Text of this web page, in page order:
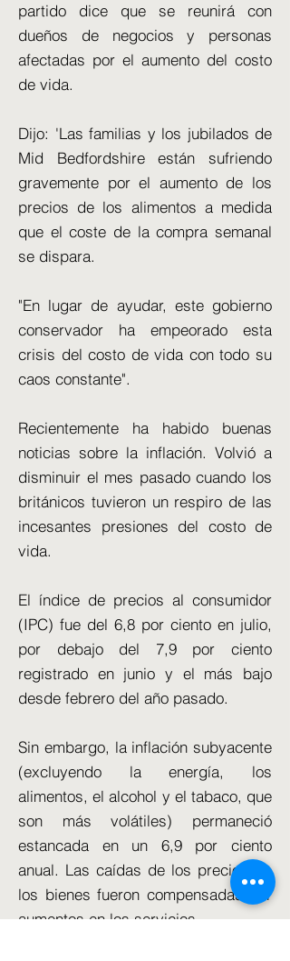
partido dice que se reunirá con
dueños de negocios y personas
afectadas por el aumento del costo
de vida.
Dijo: 'Las familias y los jubilados de
Mid Bedfordshire están sufriendo
gravemente por el aumento de los
precios de los alimentos a medida
que el coste de la compra semanal
se dispara.
"En lugar de ayudar, este gobierno
conservador ha empeorado esta
crisis del costo de vida con todo su
caos constante".
Recientemente ha habido buenas
noticias sobre la inflación. Volvió a
disminuir el mes pasado cuando los
británicos tuvieron un respiro de las
incesantes presiones del costo de
vida.
El índice de precios al consumidor
(IPC) fue del 6,8 por ciento en julio,
por debajo del 7,9 por ciento
registrado en junio y el más bajo
desde febrero del año pasado.
Sin embargo, la inflación subyacente
(excluyendo la energía, los
alimentos, el alcohol y el tabaco, que
son más volátiles) permaneció
estancada en un 6,9 por ciento
anual. Las caídas de los precios de
los bienes fueron compensadas por
aumentos en los servicios.